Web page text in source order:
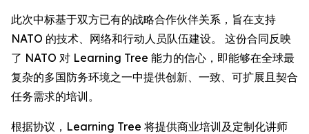
此次中标基于双方已有的战略合作伙伴关系，旨在支持
NATO 的技术、网络和行动人员队伍建设。 这份合同反映
了 NATO 对 Learning Tree 能力的信心，即能够在全球最
复杂的多国防务环境之一中提供创新、一致、可扩展且契合
任务需求的培训。
根据协议，Learning Tree 将提供商业培训及定制化讲师